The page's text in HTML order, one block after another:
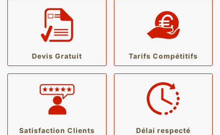
Devis Gratuit Tarifs Compétitifs
Satisfaction Clients Délai respecté